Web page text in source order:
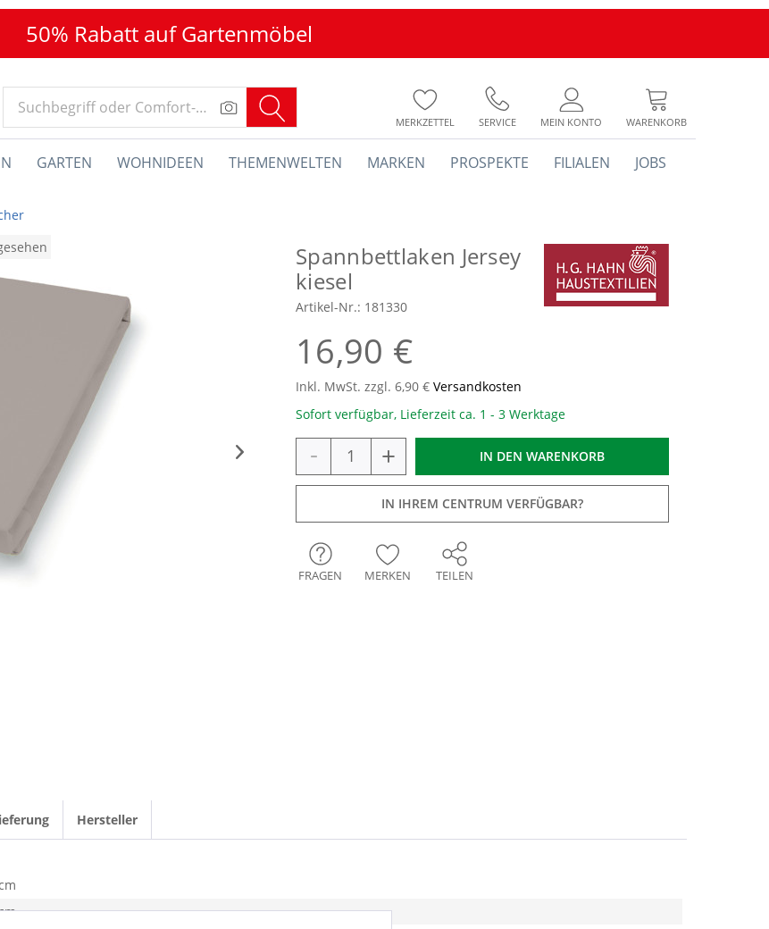
50% Rabatt auf Gartenmöbel
MERKZETTEL SERVICE MEIN KONTO WARENKORB
GARTEN WOHNIDEEN THEMENWELTEN MARKEN PROSPEKTE FILIALEN JOBS
Spannbettlaken Jersey
kiesel
Artikel-Nr.: 181330
16,90 €
Inkl. MwSt. zzgl. 6,90 € Versandkosten
Sofort verfügbar, Lieferzeit ca. 1 - 3 Werktage
- + IN DEN WARENKORB
IN IHREM CENTRUM VERFÜGBAR?
FRAGEN MERKEN TEILEN
Hersteller